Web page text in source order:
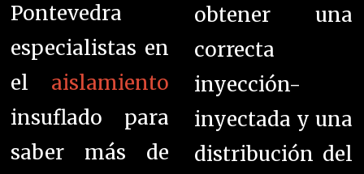
Pontevedra
especialistas en
el aislamiento
insuflado para
saber más de
obtener una
correcta
inyección-
inyectada y una
distribución del